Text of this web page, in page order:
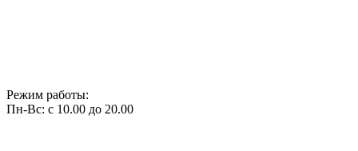
Режим работы:
Пн-Вс: с 10.00 до 20.00